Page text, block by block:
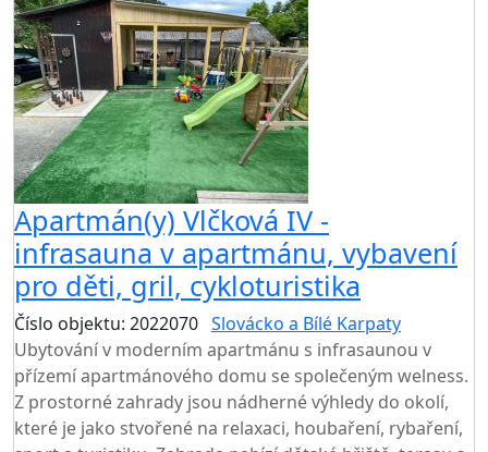
Apartmán(y) Vlčková IV -
infrasauna v apartmánu, vybavení
pro děti, gril, cykloturistika
Číslo objektu: 2022070 Slovácko a Bílé Karpaty
Ubytování v moderním apartmánu s infrasaunou v
přízemí apartmánového domu se společeným welness.
Z prostorné zahrady jsou nádherné výhledy do okolí,
které je jako stvořené na relaxaci, houbaření, rybaření,